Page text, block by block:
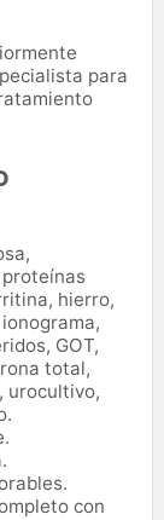
para
hierro,
GOT,
total,
urocultivo,
con